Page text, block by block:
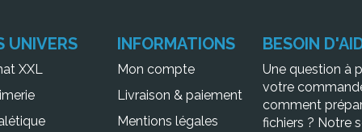
UNIVERS
XXL
INFORMATIONS
Mon compte
Livraison & paiement
Mentions légales
BESOIN
Une question à
votre
comment
fichiers ? Notre